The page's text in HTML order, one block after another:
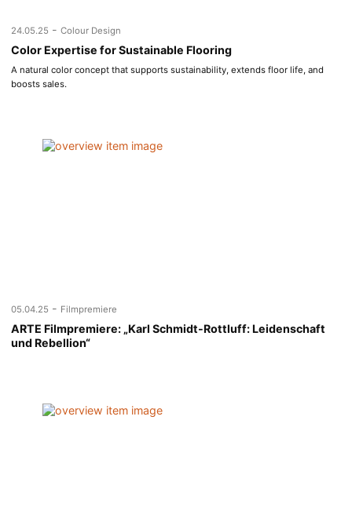
24.05.25 - Colour Design
Color Expertise for Sustainable Flooring
A natural color concept that supports sustainability, extends floor life, and
boosts sales.
05.04.25 - Filmpremiere
ARTE Filmpremiere: „Karl Schmidt-Rottluff: Leidenschaft
und Rebellion“